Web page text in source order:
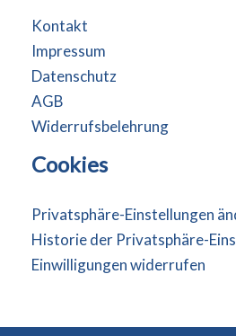
Kontakt
Impressum
Datenschutz
AGB
Widerrufsbelehrung
Cookies
Privatsphäre-Einstellungen
Historie der Privatsphäre-
Einwilligungen widerrufen